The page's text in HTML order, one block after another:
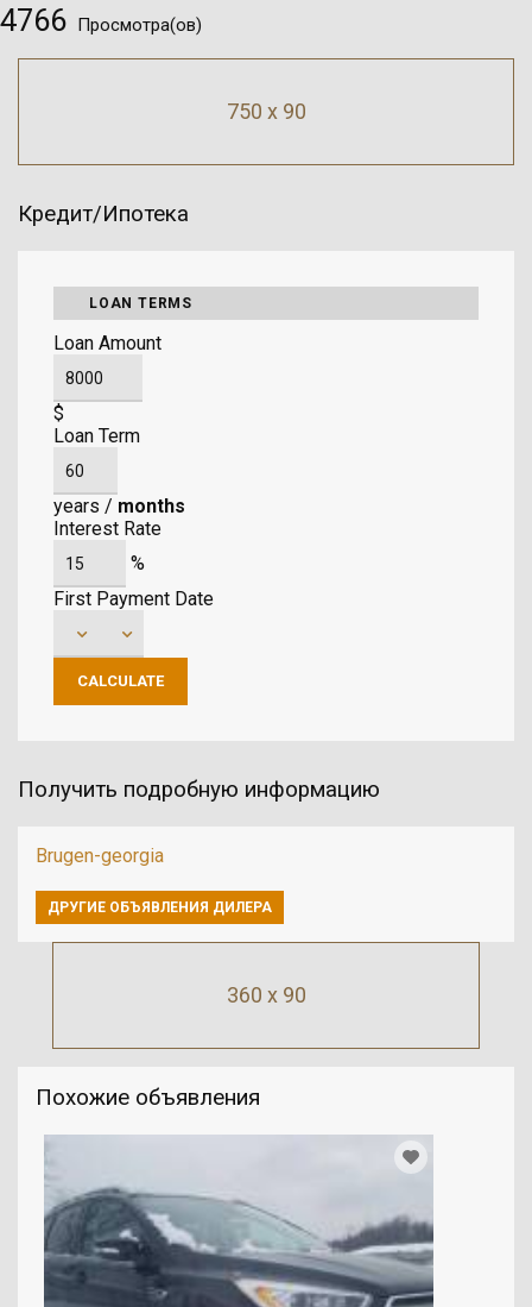
360 x 90
Похожие объявления
4766 Просмотра(ов)
750 x 90
Кредит/Ипотека
LOAN TERMS
Loan Amount
$
Loan Term
years / months
Interest Rate
%
First Payment Date
Получить подробную информацию
Brugen-georgia
ДРУГИЕ ОБЪЯВЛЕНИЯ ДИЛЕРА